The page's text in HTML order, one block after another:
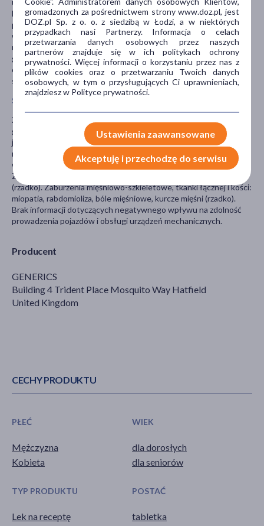
uszkodzenia mięśni). Równoczesne stosowanie symwastatyny i
leków przeciwzakrzepowych z grupy kumaryn nasila ich działanie
przeciwzakrzepowe. Ponadto należy poinformować lekarza o
wszystkich przyjmowanych lekach nawet tych dostępnych bez
recepty. Jeśli jesteś lub przypuszczasz, że jesteś w ciąży, a także
gdy karmisz piersią. Preparat jest przeciwwskazany w ciąży i
okresie karmienia. Kobiety w wieku rozrodczym powinny
stosować skuteczną metodę antykoncepcji.
Skutki uboczne:
Zaburzenia układu nerwowego: ból głowy, parestezje, zawroty
głowy, neuropatia obwodowa (rzadko). Zaburzenia żołądkowo-
jelitowe: zaparcia, bóle brzucha, wzdęcia, niestrawność, biegunka,
nudności, wymioty, zapalenie trzustki (rzadko). Zaburzenia
wątroby i dróg żołciowych: zapalenie wątroby i żółtaczka (rzadko).
Zaburzenia skóry i tkanki podskórnej: wysypka, świąd, łysienie
(rzadko). Zaburzenia mięśniowo-szkieletowe, tkanki łącznej i kości:
miopatia, rabdomioliza, bóle mięśniowe, kurcze mięśni (rzadko).
Brak informacji dotyczących negatywnego wpływu na zdolność
prowadzenia pojazdów i obsługi urządzeń mechanicznych.
Producent
GENERICS
Building 4 Trident Place Mosquito Way Hatfield
United Kingdom
CECHY PRODUKTU
PŁEĆ
Mężczyzna
Kobieta
WIEK
dla dorosłych
dla seniorów
TYP PRODUKTU
Lek na receptę
POSTAĆ
tabletka
gromadzonych za pośrednictwem strony www.doz.pl, jest
DOZ.pl Sp. z o. o. z siedzibą w Łodzi, a w niektórych
przypadkach nasi Partnerzy. Informacja o celach
przetwarzania danych osobowych przez naszych
partnerów znajduje się w ich politykach ochrony
prywatności. Więcej informacji o korzystaniu przez nas z
plików cookies oraz o przetwarzaniu Twoich danych
osobowych, w tym o przysługujących Ci uprawnieniach,
znajdziesz w Polityce prywatności.
Ustawienia zaawansowane
Akceptuję i przechodzę do serwisu